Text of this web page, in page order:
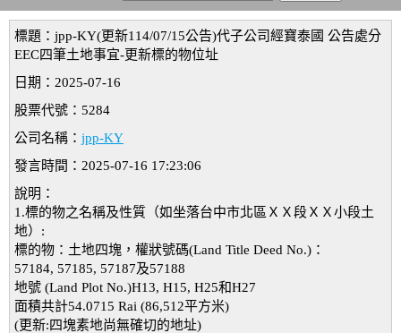
標題：jpp-KY(更新114/07/15公告)代子公司經寶泰國 公告處分
EEC四筆土地事宜-更新標的物位址
日期：2025-07-16
股票代號：5284
公司名稱： jpp-KY
發言時間：2025-07-16 17:23:06
說明：
1.標的物之名稱及性質（如坐落台中市北區ＸＸ段ＸＸ小段土
地）:
標的物：土地四塊，權狀號碼(Land Title Deed No.)：
57184, 57185, 57187及57188
地號 (Land Plot No.)H13, H15, H25和H27
面積共計54.0715 Rai (86,512平方米)
(更新:四塊素地尚無確切的地址)